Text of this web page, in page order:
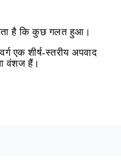
है कि कुछ गलत हुआ।
वर्ग एक शीर्ष-स्तरीय अपवाद
वंशज हैं।